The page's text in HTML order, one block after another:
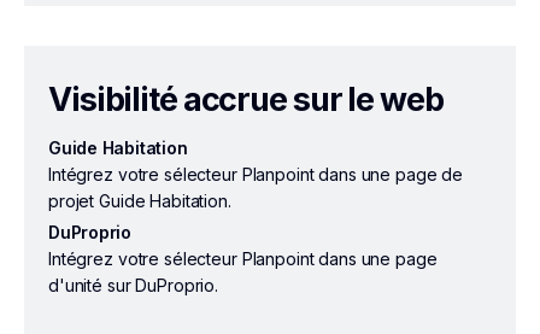
Visibilité accrue sur le web
Guide Habitation
Intégrez votre sélecteur Planpoint dans une page de
projet Guide Habitation.
DuProprio
Intégrez votre sélecteur Planpoint dans une page
d'unité sur DuProprio.